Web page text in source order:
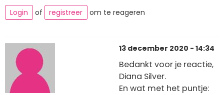
Login of registreer om te reageren
13 december 2020 - 14:34
Bedankt voor je reactie,
Diana Silver.
En wat met het puntje: